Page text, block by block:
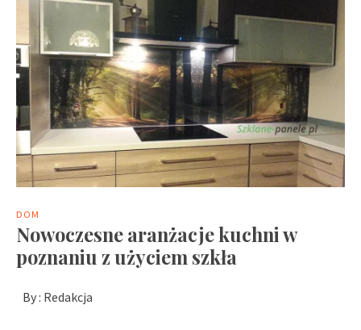
DOM
Nowoczesne aranżacje kuchni w
poznaniu z użyciem szkła
By : Redakcja